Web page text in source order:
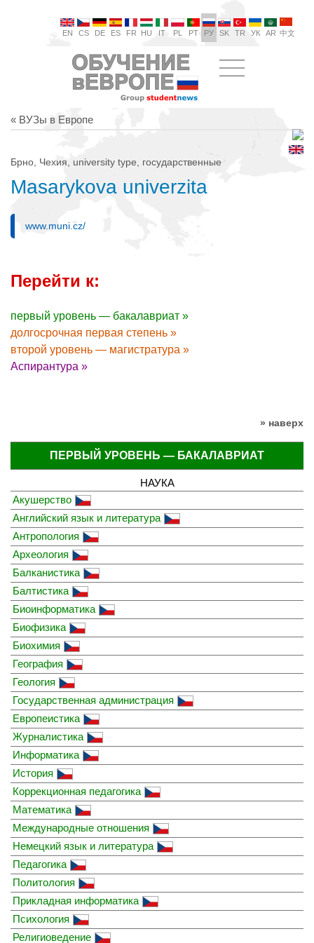
EN CS DE ES FR HU IT PL PT РУ SK TR УК AR 中文
« ВУЗы в Европе
Брно, Чехия, university type, государственные
Masarykova univerzita
www.muni.cz/
Перейти к:
первый уровень — бакалавриат »
долгосрочная первая степень »
второй уровень — магистратура »
Аспирантура »
» наверх
ПЕРВЫЙ УРОВЕНЬ — БАКАЛАВРИАТ
НАУКА
Акушерство
Английский язык и литература
Антропология
Археология
Балканистика
Балтистика
Биоинформатика
Биофизика
Биохимия
География
Геология
Государственная администрация
Европеистика
Журналистика
Информатика
История
Коррекционная педагогика
Математика
Международные отношения
Немецкий язык и литература
Педагогика
Политология
Прикладная информатика
Психология
Религиоведение